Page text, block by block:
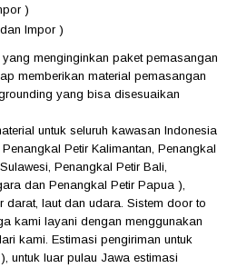
)
Impor )
menginginkan paket pemasangan
memberikan material pemasangan
yang bisa disesuaikan
untuk seluruh kawasan Indonesia
Petir Kalimantan, Penangkal
Penangkal Petir Bali,
dan Penangkal Petir Papua ),
darat, laut dan udara. Sistem door to
kami layani dengan menggunakan
kami. Estimasi pengiriman untuk
untuk luar pulau Jawa estimasi